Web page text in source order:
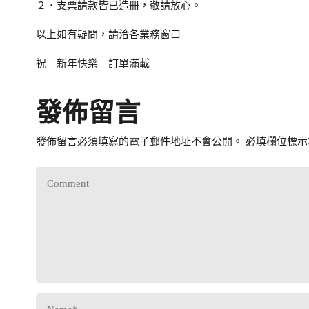
２．支票請款皆已造冊，敬請放心。
以上如有疑問，請洽各業務窗口
祝 新年快樂 訂單滿載
發佈留言
發佈留言必須填寫的電子郵件地址不會公開。 必填欄位標